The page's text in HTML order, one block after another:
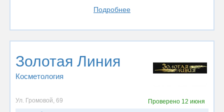
Подробнее
Золотая Линия
Косметология
Ул. Громовой, 69 Проверено 12 июня